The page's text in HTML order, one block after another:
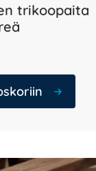
trikoopaita